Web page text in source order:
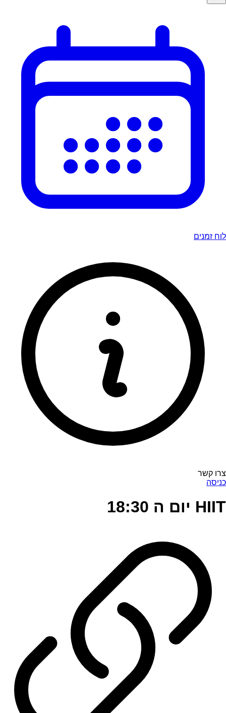
לוח זמנים
צרו קשר
כניסה
HIIT יום ה 18:30